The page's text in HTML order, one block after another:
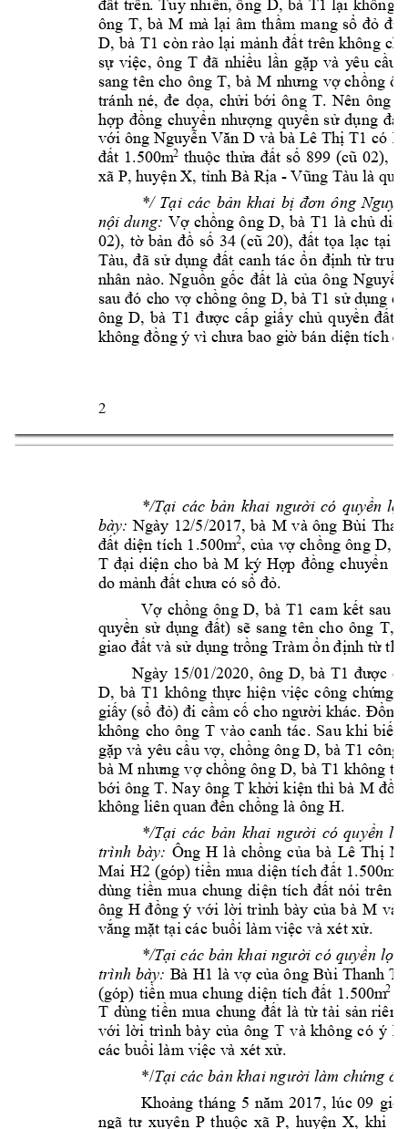
2
đất trên. Tuy nhiên, ông lại không
ông T, bà M mà lại âm thầm mang sổ đỏ đi
D, bà T1 còn rào lại mảnh đất trên không
sự việc, ông T đã nhiều lần gặp và yêu cầu
sang tên cho ông T, bà M nhưng vợ chồng
tránh né, đe dọa, chửi bới ông T. Nên ông
hợp đồng chuyển nhượng quyền sử dụng đất
với ông Nguyễn Văn D và bà Lê Thị T1 có
đất 1.500m2 thuộc thửa đất số 899 (cũ 02),
xã P, huyện X, tỉnh Bà Rịa - Vũng Tàu là quy
*/ Tại các bản khai bị đơn ông
nội dung: Vợ chồng ông D, bà T1 là chủ diệ
02), tờ bản đồ số 34 (cũ 20), đất tọa lạc tại
Tàu, đã sử dụng đất canh tác ổn định từ
nhân nào. Nguồn gốc đất là của ông
sau đó cho vợ chồng ông D, bà T1 sử dụng c
ông D, bà T1 được cấp giấy chủ quyền đất
không đồng ý vì chưa bao giờ bán diện tích
*/Tại các bản khai người có quyền
bày: Ngày 12/5/2017, bà M và ông Bùi
đất diện tích 1.500m2, của vợ chồng ông D,
T đại diện cho bà M ký Hợp đồng chuyển
do mảnh đất chưa có sổ đỏ.
Vợ chồng ông D, bà T1 cam kết sau
quyền sử dụng đất) sẽ sang tên cho ông T,
giao đất và sử dụng trồng Tràm ổn định từ t
Ngày 15/01/2020, ông D, bà T1 được
D, bà T1 không thực hiện việc công chứng,
giấy (sổ đỏ) đi cầm cố cho người khác. Đồng
không cho ông T vào canh tác. Sau khi biết
gặp và yêu cầu vợ, chồng ông D, bà T1 công
bà M nhưng vợ chồng ông D, bà T1 không
bới ông T. Nay ông T khởi kiện thì bà M
không liên quan đến chồng là ông H.
*/Tại các bản khai người có quyền
trình bày: Ông H là chồng của bà Lê Thị M
Mai H2 (góp) tiền mua diện tích đất 1.500m
dùng tiền mua chung diện tích đất nói trên
ông H đồng ý với lời trình bày của bà M và
vắng mặt tại các buổi làm việc và xét xử.
*/Tại các bản khai người có quyền lợi,
trình bày: Bà H1 là vợ của ông Bùi Thanh T
(góp) tiền mua chung diện tích đất 1.500m2
T dùng tiền mua chung đất là từ tài sản riêng
với lời trình bày của ông T và không có ý
các buổi làm việc và xét xử.
*/Tại các bản khai người làm chứng
Khoảng tháng 5 năm 2017, lúc 09 giờ
ngã tư xuyên P thuộc xã P, huyện X, khi